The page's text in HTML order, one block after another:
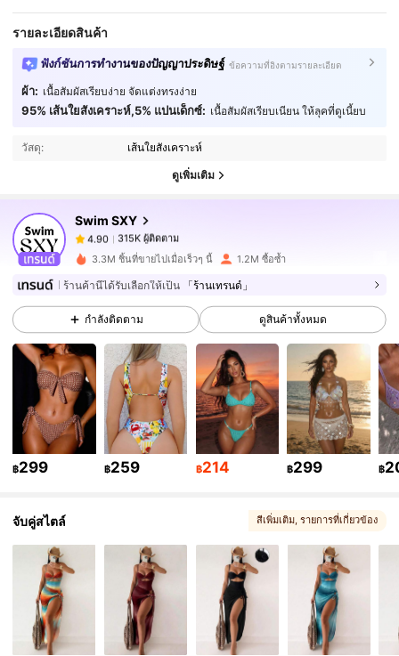
รายละเอียดสินค้า
ฟังก์ชันการทำงานของปัญญาประดิษฐ์ ข้อความที่อิงตามรายละเอียด
ผ้า: เนื้อสัมผัสเรียบง่าย จัดแต่งทรงง่าย
95% เส้นใยสังเคราะห์,5% แปนเด็กซ์: เนื้อสัมผัสเรียบเนียน ให้ลุคที่ดูเนี้ยบ
วัสดุ: เส้นใยสังเคราะห์
ดูเพิ่มเติม
Swim SXY
4.90 315K ผู้ติดตาม
4.90
315K ผู้ติดตาม
r***k จ่าย1 วันที่ผ่านมา
4.90 315K ผู้ติดตาม
4.90 315K ผู้ติดตาม
4.90 315K ผู้ติดตาม
4.90 315K ผู้ติดตาม
315K ผู้ติดตาม
315K ผู้ติดตาม
3.3M ชิ้นที่ขายไปเมื่อเร็วๆ นี้ 1.2M ซื้อซ้ำ
ร้านค้านี้ได้รับเลือกให้เป็น 「ร้านเทรนด์」
กำลังติดตาม ดูสินค้าทั้งหมด
฿299 ฿259 ฿214 ฿299 ฿
จับคู่สไตล์ สีเพิ่มเติม, รายการที่เกี่ยวข้อง